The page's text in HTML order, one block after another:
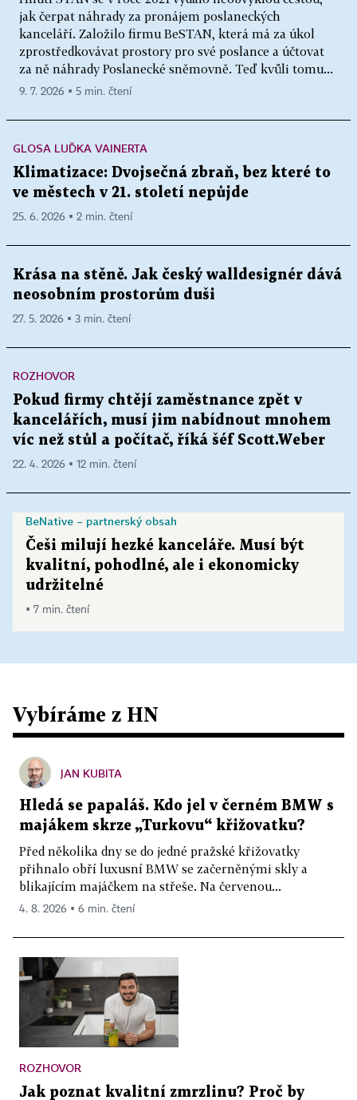
jak čerpat náhrady za pronájem poslaneckých
kanceláří. Založilo firmu BeSTAN, která má za úkol
zprostředkovávat prostory pro své poslance a účtovat
za ně náhrady Poslanecké sněmovně. Teď kvůli tomu...
9. 7. 2026 ▪ 5 min. čtení
GLOSA LUĎKA VAINERTA
Klimatizace: Dvojsečná zbraň, bez které to
ve městech v 21. století nepůjde
25. 6. 2026 ▪ 2 min. čtení
Krása na stěně. Jak český walldesignér dává
neosobním prostorům duši
27. 5. 2026 ▪ 3 min. čtení
ROZHOVOR
Pokud firmy chtějí zaměstnance zpět v
kancelářích, musí jim nabídnout mnohem
víc než stůl a počítač, říká šéf Scott.Weber
22. 4. 2026 ▪ 12 min. čtení
BeNative – partnerský obsah
Češi milují hezké kanceláře. Musí být
kvalitní, pohodlné, ale i ekonomicky
udržitelné
▪ 7 min. čtení
Vybíráme z HN
JAN KUBITA
Hledá se papaláš. Kdo jel v černém BMW s
majákem skrze „Turkovu“ křižovatku?
Před několika dny se do jedné pražské křižovatky
přihnalo obří luxusní BMW se začerněnými skly a
blikajícím majáčkem na střeše. Na červenou...
4. 8. 2026 ▪ 6 min. čtení
ROZHOVOR
Jak poznat kvalitní zmrzlinu? Proč by